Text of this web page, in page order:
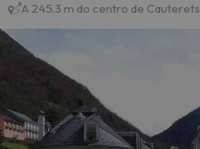
A 245.3 m do centro de Cauterets